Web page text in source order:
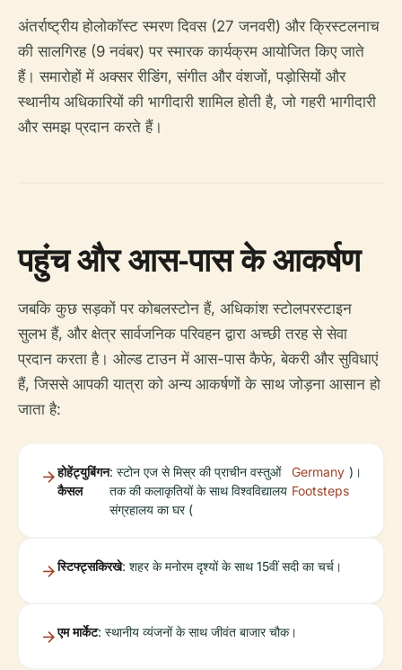
अंतर्राष्ट्रीय होलोकॉस्ट स्मरण दिवस (27 जनवरी) और क्रिस्टलनाच
की सालगिरह (9 नवंबर) पर स्मारक कार्यक्रम आयोजित किए जाते
हैं। समारोहों में अक्सर रीडिंग, संगीत और वंशजों, पड़ोसियों और
स्थानीय अधिकारियों की भागीदारी शामिल होती है, जो गहरी भागीदारी
और समझ प्रदान करते हैं।
पहुंच और आस-पास के आकर्षण
जबकि कुछ सड़कों पर कोबलस्टोन हैं, अधिकांश स्टोलपरस्टाइन
सुलभ हैं, और क्षेत्र सार्वजनिक परिवहन द्वारा अच्छी तरह से सेवा
प्रदान करता है। ओल्ड टाउन में आस-पास कैफे, बेकरी और सुविधाएं
हैं, जिससे आपकी यात्रा को अन्य आकर्षणों के साथ जोड़ना आसान हो
जाता है:
होहेंट्युबिंगन
कैसल
: स्टोन एज से मिस्र की प्राचीन वस्तुओं
तक की कलाकृतियों के साथ विश्वविद्यालय
संग्रहालय का घर (
Germany
Footsteps
)।
स्टिफ्ट्सकिरखे: शहर के मनोरम दृश्यों के साथ 15वीं सदी का चर्च।
एम मार्केट: स्थानीय व्यंजनों के साथ जीवंत बाजार चौक।